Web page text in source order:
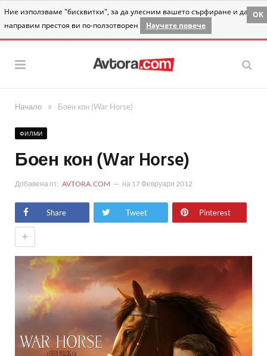
Ние използваме "бисквитки", за да улесним вашето сърфиране и да
направим престоя ви по-ползотворен
Научете повече
OK
Начало » Боен кон (War Horse)
ФИЛМИ
Боен кон (War Horse)
Добавена от: AVTORA.COM на 17 Февруари 2012
Share Tweet Pinterest
+